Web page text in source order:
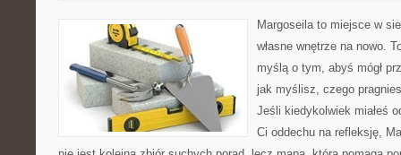
Margoseila to miejsce w
własne wnętrze na nowo.
myślą o tym, abyś mógł
jak myślisz, czego
Jeśli kiedykolwiek miałeś
Ci oddechu na refleksję,